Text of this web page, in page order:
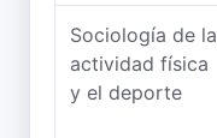
Sociología de la
actividad física
y el deporte